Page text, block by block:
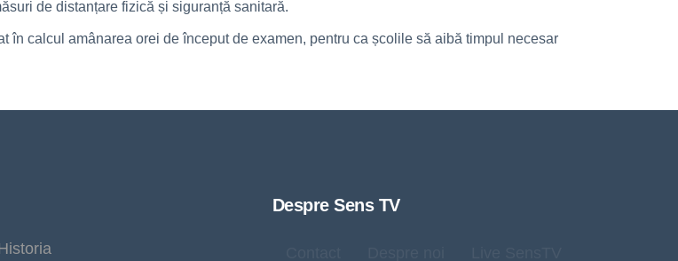
de distanțare fizică și siguranță sanitară.
în calcul amânarea orei de început de examen, pentru ca școlile să aibă timpul necesar
Despre Sens TV